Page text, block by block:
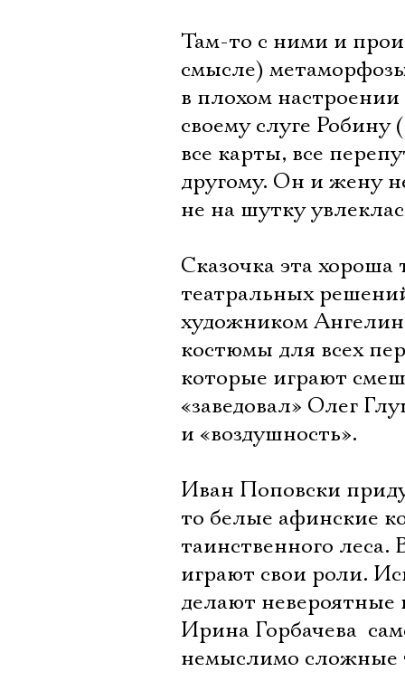
Там-то с ними и
смысле)
в плохом
своему слуге
все карты, все
другому. Он и жену
не на шутку
Сказочка эта
театральных
художником
костюмы для всех
которые играют
«заведовал» Олег
и «воздушность».
Иван Поповски
то белые афинские
таинственного
играют свои роли.
делают невероятные
Ирина Горбачева 
немыслимо сложные